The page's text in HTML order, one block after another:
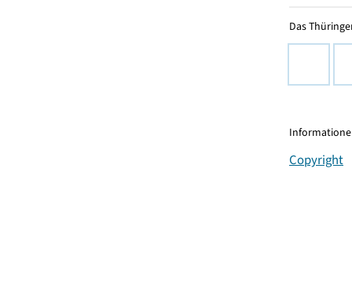
Das
Copyright